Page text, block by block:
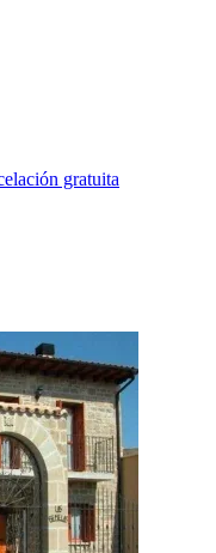
gratuita